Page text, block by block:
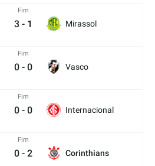
Fim
3 - 1 Mirassol
Fim
0 - 0 Vasco
Fim
0 - 0 Internacional
Fim
0 - 2 Corinthians